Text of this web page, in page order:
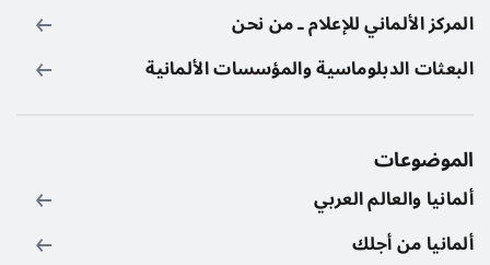
المركز الألماني للإعلام ـ من نحن
البعثات الدبلوماسية والمؤسسات الألمانية
الموضوعات
ألمانيا والعالم العربي
ألمانيا من أجلك